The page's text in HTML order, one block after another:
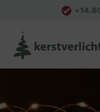
content